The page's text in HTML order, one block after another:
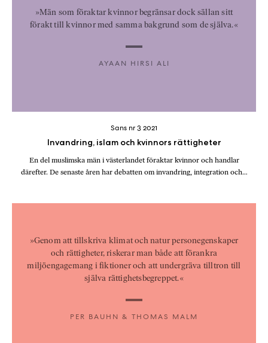
»Män som föraktar kvinnor begränsar dock sällan sitt
förakt till kvinnor med samma bakgrund som de själva.«
AYAAN HIRSI ALI
Invandring, islam och kvinnors rättigheter
Sans nr 3 2021
En del muslimska män i västerlandet föraktar kvinnor och handlar
därefter. De senaste åren har debatten om invandring, integration och…
»Genom att tillskriva klimat och natur personegenskaper
och rättigheter, riskerar man både att förankra
miljöengagemang i fiktioner och att undergräva tilltron till
själva rättighetsbegreppet.«
PER BAUHN & THOMAS MALM